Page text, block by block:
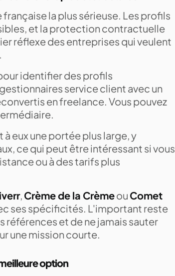
la plus sérieuse. Les profils
et la protection contractuelle
réflexe des entreprises qui veulent
identifier des profils
service client avec un
en freelance. Vous pouvez
eux une portée plus large, y
ce qui peut être intéressant si vous
ou à des tarifs plus
, Crème de la Crèmeou Comet
ses spécificités. L'important reste
références et de ne jamais sauter
une mission courte.
option